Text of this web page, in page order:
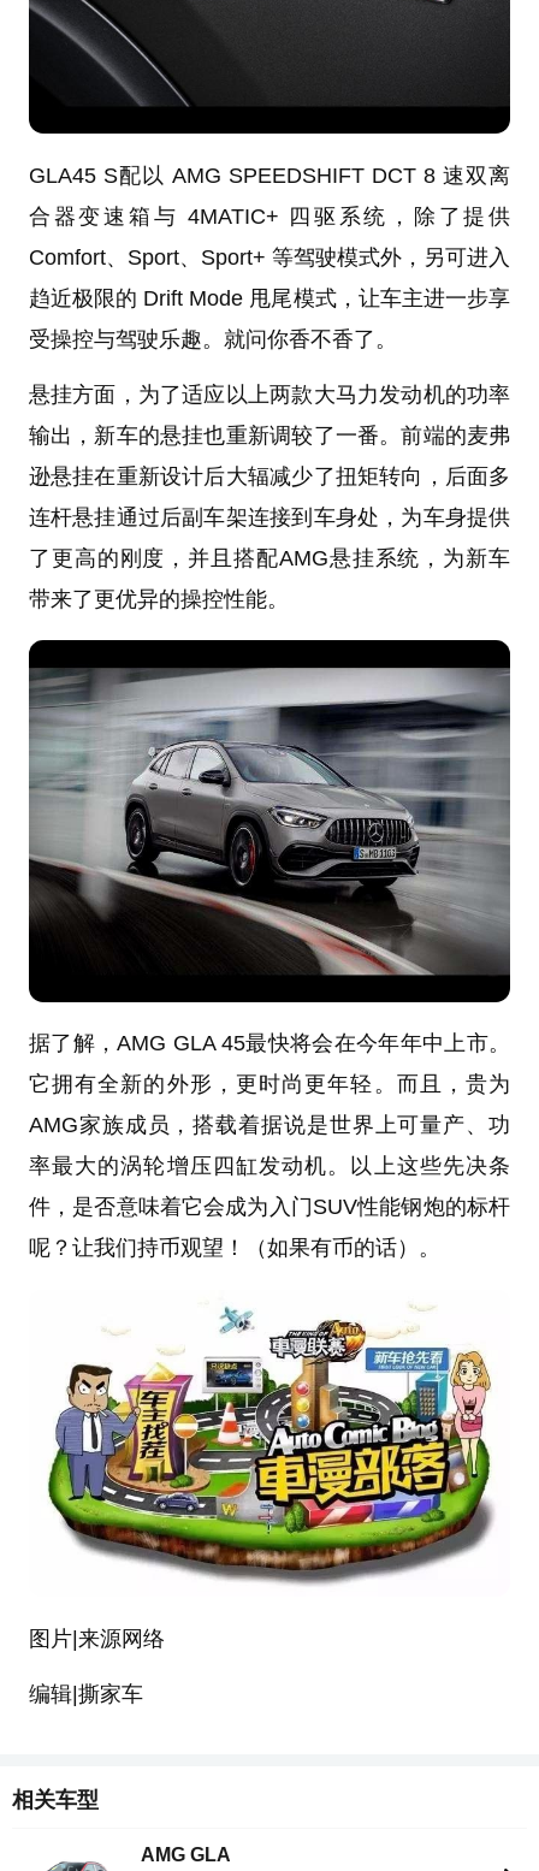
GLA45 S配以 AMG SPEEDSHIFT DCT 8 速双离
合器变速箱与 4MATIC+ 四驱系统，除了提供
Comfort、Sport、Sport+ 等驾驶模式外，另可进入
趋近极限的 Drift Mode 甩尾模式，让车主进一步享
受操控与驾驶乐趣。就问你香不香了。
悬挂方面，为了适应以上两款大马力发动机的功率
输出，新车的悬挂也重新调较了一番。前端的麦弗
逊悬挂在重新设计后大辐减少了扭矩转向，后面多
连杆悬挂通过后副车架连接到车身处，为车身提供
了更高的刚度，并且搭配AMG悬挂系统，为新车
带来了更优异的操控性能。
据了解，AMG GLA 45最快将会在今年年中上市。
它拥有全新的外形，更时尚更年轻。而且，贵为
AMG家族成员，搭载着据说是世界上可量产、功
率最大的涡轮增压四缸发动机。以上这些先决条
件，是否意味着它会成为入门SUV性能钢炮的标杆
呢？让我们持币观望！（如果有币的话）。
图片|来源网络
编辑|撕家车
相关车型
AMG GLA